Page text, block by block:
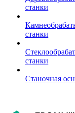
станки
станки
станки
Станочная